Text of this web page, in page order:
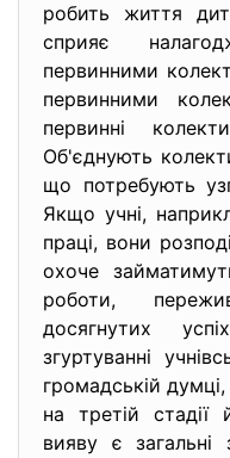
робить життя
сприяє
первинними
первинними
первинні
Об'єднують
що потребують
Якщо учні,
праці, вони
охоче
роботи,
досягнутих
згуртуванні
громадській
на третій
вияву є